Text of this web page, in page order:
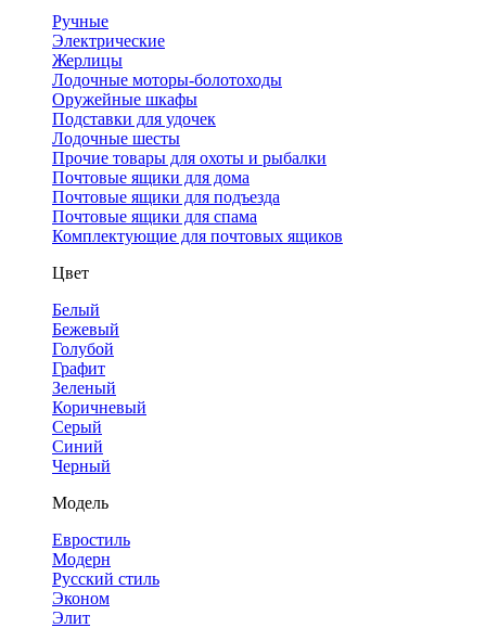
Ручные
Электрические
Жерлицы
Лодочные моторы-болотоходы
Оружейные шкафы
Подставки для удочек
Лодочные шесты
Прочие товары для охоты и рыбалки
Почтовые ящики для дома
Почтовые ящики для подъезда
Почтовые ящики для спама
Комплектующие для почтовых ящиков
Цвет
Белый
Бежевый
Голубой
Графит
Зеленый
Коричневый
Серый
Синий
Черный
Модель
Евростиль
Модерн
Русский стиль
Эконом
Элит